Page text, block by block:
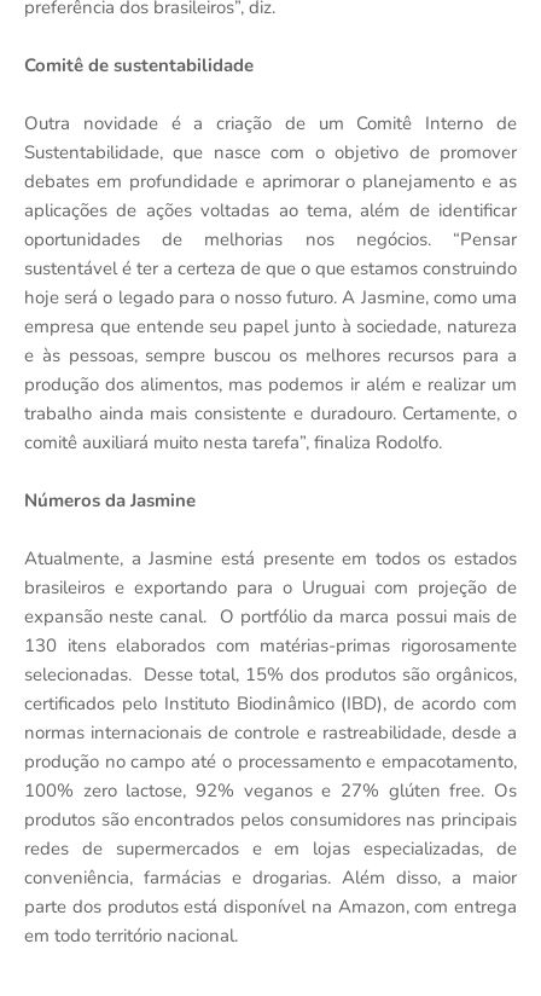
preferência dos brasileiros”, diz.
Comitê de sustentabilidade
Outra novidade é a criação de um Comitê Interno de
Sustentabilidade, que nasce com o objetivo de promover
debates em profundidade e aprimorar o planejamento e as
aplicações de ações voltadas ao tema, além de identificar
oportunidades de melhorias nos negócios. “Pensar
sustentável é ter a certeza de que o que estamos construindo
hoje será o legado para o nosso futuro. A Jasmine, como uma
empresa que entende seu papel junto à sociedade, natureza
e às pessoas, sempre buscou os melhores recursos para a
produção dos alimentos, mas podemos ir além e realizar um
trabalho ainda mais consistente e duradouro. Certamente, o
comitê auxiliará muito nesta tarefa”, finaliza Rodolfo.
Números da Jasmine
Atualmente, a Jasmine está presente em todos os estados
brasileiros e exportando para o Uruguai com projeção de
expansão neste canal. O portfólio da marca possui mais de
130 itens elaborados com matérias-primas rigorosamente
selecionadas. Desse total, 15% dos produtos são orgânicos,
certificados pelo Instituto Biodinâmico (IBD), de acordo com
normas internacionais de controle e rastreabilidade, desde a
produção no campo até o processamento e empacotamento,
100% zero lactose, 92% veganos e 27% glúten free. Os
produtos são encontrados pelos consumidores nas principais
redes de supermercados e em lojas especializadas, de
conveniência, farmácias e drogarias. Além disso, a maior
parte dos produtos está disponível na Amazon, com entrega
em todo território nacional.